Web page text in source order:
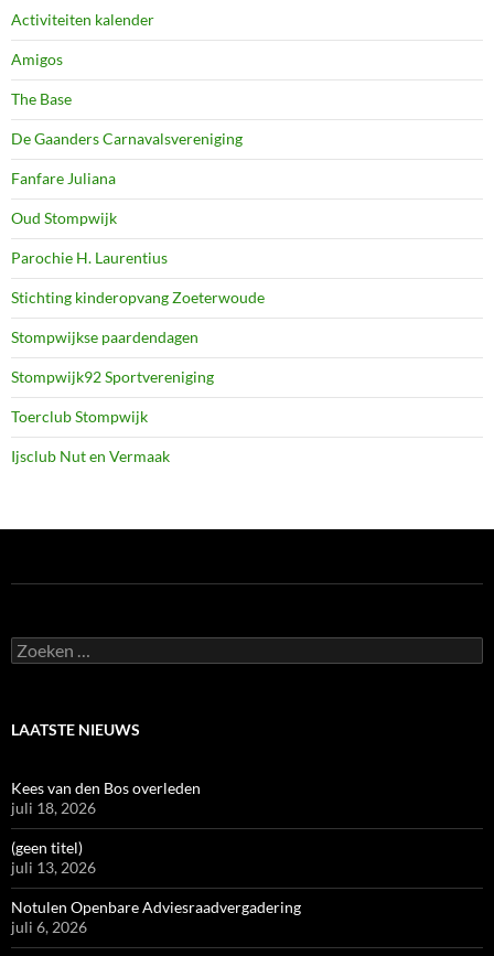
Activiteiten kalender
Amigos
The Base
De Gaanders Carnavalsvereniging
Fanfare Juliana
Oud Stompwijk
Parochie H. Laurentius
Stichting kinderopvang Zoeterwoude
Stompwijkse paardendagen
Stompwijk92 Sportvereniging
Toerclub Stompwijk
Ijsclub Nut en Vermaak
Zoeken
naar:
LAATSTE NIEUWS
Kees van den Bos overleden
juli 18, 2026
(geen titel)
juli 13, 2026
Notulen Openbare Adviesraadvergadering
juli 6, 2026